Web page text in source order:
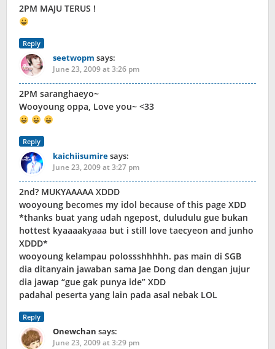
2PM MAJU TERUS !
Reply
seetwopm says:
June 23, 2009 at 3:26 pm
2PM saranghaeyo~
Wooyoung oppa, Love you~ <33
Reply
kaichiisumiresays:
June 23, 2009 at 3:27 pm
2nd? MUKYAAAAA XDDD
wooyoung becomes my idol because of this page XDD
*thanks buat yang udah ngepost, duludulu gue bukan
hottest kyaaaakyaaa but i still love taecyeon and junho
XDDD*
wooyoung kelampau polossshhhhh. pas main di SGB
dia ditanyain jawaban sama Jae Dong dan dengan jujur
dia jawap “gue gak punya ide” XDD
padahal peserta yang lain pada asal nebak LOL
Reply
Onewchan says:
June 23, 2009 at 3:29 pm